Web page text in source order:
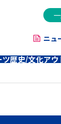
ニュ
ツ歴史/文化アウ